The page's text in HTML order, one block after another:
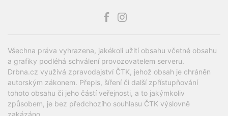
Všechna práva vyhrazena, jakékoli užití obsahu včetné obsahu
a grafiky podléhá schválení provozovatelem serveru.
Drbna.cz využívá zpravodajství ČTK, jehož obsah je chráněn
autorským zákonem. Přepis, šíření či další zpřístupňování
tohoto obsahu či jeho částí veřejnosti, a to jakýmkoliv
způsobem, je bez předchozího souhlasu ČTK výslovně
zakázáno.